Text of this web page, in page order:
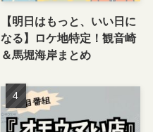
【明日はもっと、いい日に
なる】ロケ地特定！観音崎
＆馬堀海岸まとめ